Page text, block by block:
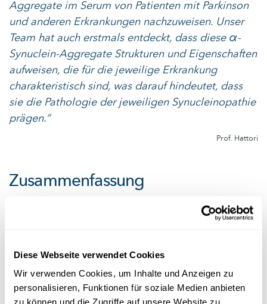
Diese Webseite verwendet Cookies
Wir verwenden Cookies, um Inhalte und Anzeigen zu
personalisieren, Funktionen für soziale Medien anbieten
Aggregate im Serum von Patienten mit Parkinson
und anderen Erkrankungen nachzuweisen. Unser
Team hat auch erstmals entdeckt, dass diese α-
Synuclein-Aggregate Strukturen und Eigenschaften
aufweisen, die für die jeweilige Erkrankung
charakteristisch sind, was darauf hindeutet, dass
sie die Pathologie der jeweiligen Synucleinopathie
prägen.“
Prof. Hattori
Zusammenfassung
Zusammenfassend lässt sich sagen, dass α-Synuclein-
Aggregate nützliche Marker für die Diagnose der
Bewegungsstörungen sind. Diese bahnbrechenden
Ergebnisse werden dazu beitragen, einen einfachen
diagnostischen Test zu etablieren, mit dem spezifische